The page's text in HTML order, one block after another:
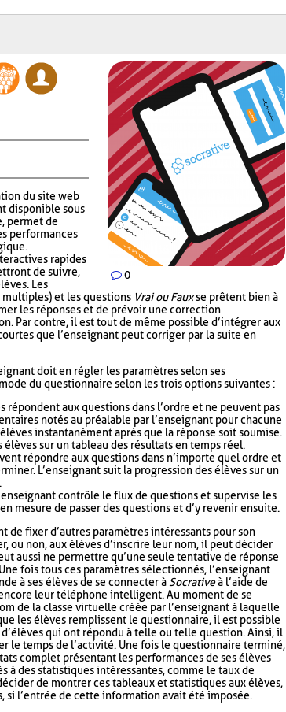
0
du site web
disponible sous
permet de
performances
rapides
de suivre,
Les
multiples) et les questions Vrai ou Fauxse prêtent bien à
les réponses et de prévoir une correction
Par contre, il est tout de même possible d’intégrer aux
que l’enseignant peut corriger par la suite en
doit en régler les paramètres selon ses
du questionnaire selon les trois options suivantes :
répondent aux questions dans l’ordre et ne peuvent pas
notés au préalable par l’enseignant pour chacune
instantanément après que la réponse soit soumise.
élèves sur un tableau des résultats en temps réel.
répondre aux questions dans n’importe quel ordre et
L’enseignant suit la progression des élèves sur un
contrôle le flux de questions et supervise les
mesure de passer des questions et d’y revenir ensuite.
de fixer d’autres paramètres intéressants pour son
ou non, aux élèves d’inscrire leur nom, il peut décider
aussi ne permettre qu’une seule tentative de réponse
fois tous ces paramètres sélectionnés, l’enseignant
à ses élèves de se connecter àSocrativeà l’aide de
leur téléphone intelligent. Au moment de se
de la classe virtuelle créée par l’enseignant à laquelle
les élèves remplissent le questionnaire, il est possible
qui ont répondu à telle ou telle question. Ainsi, il
le temps de l’activité. Une fois le questionnaire terminé,
complet présentant les performances de ses élèves
à des statistiques intéressantes, comme le taux de
de montrer ces tableaux et statistiques aux élèves,
si l’entrée de cette information avait été imposée.